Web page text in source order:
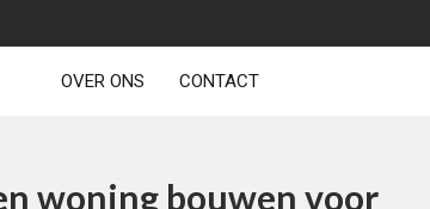
OVER ONS CONTACT
woning bouwen voor